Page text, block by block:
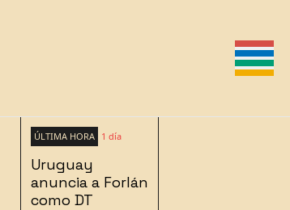
ÚLTIMA HORA 1 día
Uruguay
anuncia a Forlán
como DT